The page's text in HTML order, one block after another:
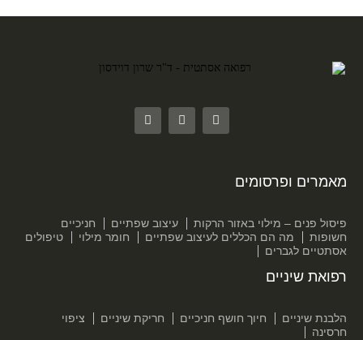
רפואת שיניים
הלבנת שיניים חיוך חושף חניכיים חריקת שיניים
ציפוי
חרסינה
מאמרים ופרסומים
פיסול פנים – מילוי באזור הרקות עיצוב שפתיים
חניכיים
חשופות
מה הם הכללים לעיצוב שפתיים חומר מילוי
טיפולים
אסתטיים לגברים